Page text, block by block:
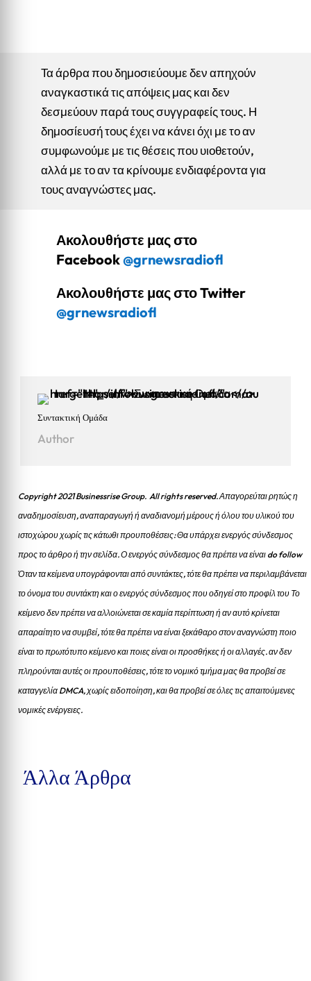
Τα άρθρα που δημοσιεύουμε δεν απηχούν
αναγκαστικά τις απόψεις μας και δεν
δεσμεύουν παρά τους συγγραφείς τους. Η
δημοσίευσή τους έχει να κάνει όχι με το αν
συμφωνούμε με τις θέσεις που υιοθετούν,
αλλά με το αν τα κρίνουμε ενδιαφέροντα για
τους αναγνώστες μας.
Ακολουθήστε μας στο
Facebook@grnewsradiofl
Ακολουθήστε μας στο Twitter
@grnewsradiofl
Συντακτική Ομάδα
Author
Copyright 2021 Businessrise Group. All rights reserved. Απαγορεύται ρητώς η
αναδημοσίευση, αναπαραγωγή ή αναδιανομή μέρους ή όλου του υλικού του
ιστοχώρου χωρίς τις κάτωθι προυποθέσεις: Θα υπάρχει ενεργός σύνδεσμος
προς το άρθρο ή την σελίδα.Ο ενεργός σύνδεσμος θα πρέπει να είναι do follow
Όταν τα κείμενα υπογράφονται από συντάκτες, τότε θα πρέπει να περιλαμβάνεται
το όνομα του συντάκτη και ο ενεργός σύνδεσμος που οδηγεί στο προφίλ του Το
κείμενο δεν πρέπει να αλλοιώνεται σε καμία περίπτωση ή αν αυτό κρίνεται
απαραίτητο να συμβεί, τότε θα πρέπει να είναι ξεκάθαρο στον αναγνώστη ποιο
είναι το πρωτότυπο κείμενο και ποιες είναι οι προσθήκες ή οι αλλαγές. αν δεν
πληρούνται αυτές οι προυποθέσεις, τότε το νομικό τμήμα μας θα προβεί σε
καταγγελία DMCA, χωρίς ειδοποίηση, και θα προβεί σε όλες τις απαιτούμενες
νομικές ενέργειες.
Άλλα Άρθρα